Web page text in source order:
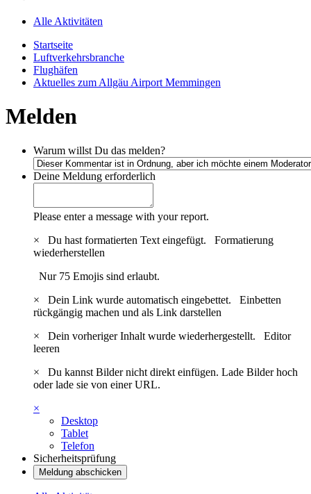
Alle Aktivitäten
Startseite
Luftverkehrsbranche
Flughäfen
Aktuelles zum Allgäu Airport Memmingen
Melden
Warum willst Du das melden?
Deine Meldung erforderlich
Please enter a message with your report.
×
Du hast formatierten Text eingefügt. Formatierung
wiederherstellen
Nur 75 Emojis sind erlaubt.
×
Dein Link wurde automatisch eingebettet. Einbetten
rückgängig machen und als Link darstellen
×
Dein vorheriger Inhalt wurde wiederhergestellt. Editor
leeren
×
Du kannst Bilder nicht direkt einfügen. Lade Bilder hoch
oder lade sie von einer URL.
×
Desktop
Tablet
Telefon
Sicherheitsprüfung
Meldung abschicken